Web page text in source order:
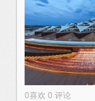
0喜欢 0 评论